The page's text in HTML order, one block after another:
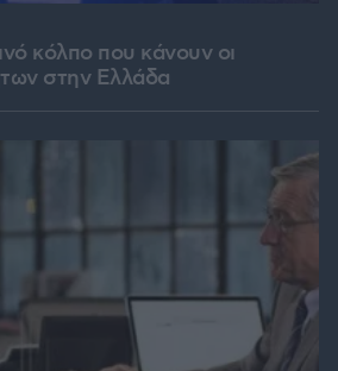
κόλπο που κάνουν οι
στην Ελλάδα